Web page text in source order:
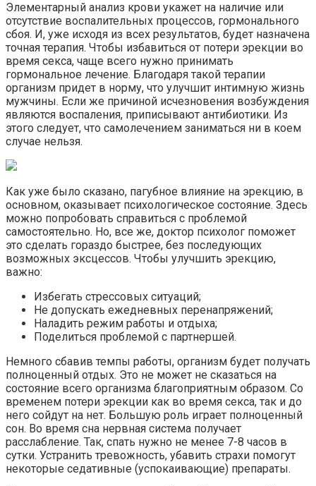
Элементарный анализ крови укажет на наличие или
отсутствие воспалительных процессов, гормонального
сбоя. И, уже исходя из всех результатов, будет назначена
точная терапия. Чтобы избавиться от потери эрекции во
время секса, чаще всего нужно принимать
гормональное лечение. Благодаря такой терапии
организм придет в норму, что улучшит интимную жизнь
мужчины. Если же причиной исчезновения возбуждения
являются воспаления, приписывают антибиотики. Из
этого следует, что самолечением заниматься ни в коем
случае нельзя.
Как уже было сказано, пагубное влияние на эрекцию, в
основном, оказывает психологическое состояние. Здесь
можно попробовать справиться с проблемой
самостоятельно. Но, все же, доктор психолог поможет
это сделать гораздо быстрее, без последующих
возможных эксцессов. Чтобы улучшить эрекцию,
важно:
Избегать стрессовых ситуаций;
Не допускать ежедневных перенапряжений;
Наладить режим работы и отдыха;
Поделиться проблемой с партнершей.
Немного сбавив темпы работы, организм будет получать
полноценный отдых. Это не может не сказаться на
состояние всего организма благоприятным образом. Со
временем потери эрекции как во время секса, так и до
него сойдут на нет. Большую роль играет полноценный
сон. Во время сна нервная система получает
расслабление. Так, спать нужно не менее 7-8 часов в
сутки. Устранить тревожность, убавить страхи помогут
некоторые седативные (успокаивающие) препараты.